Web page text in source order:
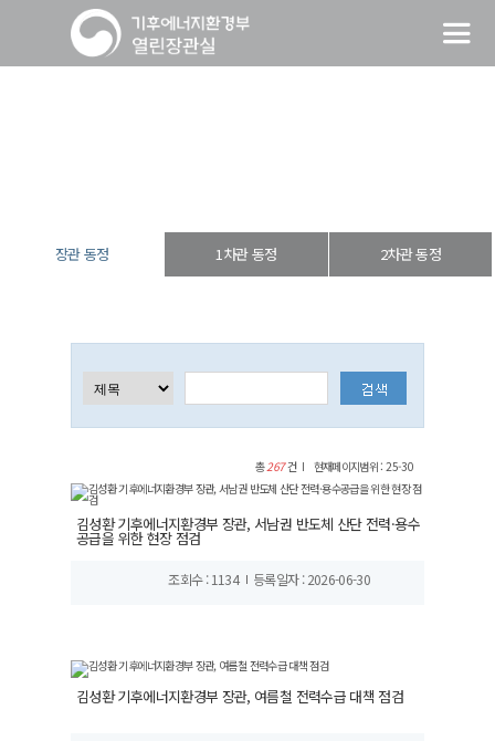
장관 동정 1차관 동정 2차관 동정
총267건 현재페이지범위 : 25-30
김성환 기후에너지환경부 장관, 서남권 반도체 산단 전력·용수
공급을 위한 현장 점검
조회수 : 1134 등록일자 : 2026-06-30
김성환 기후에너지환경부 장관, 여름철 전력수급 대책 점검